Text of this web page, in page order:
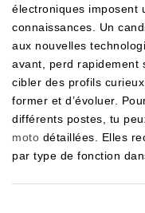
électroniques imposent
connaissances. Un
aux nouvelles
avant, perd rapidement
cibler des profils
former et d’évoluer.
différents postes, tu
moto détaillées. Elles
par type de fonction